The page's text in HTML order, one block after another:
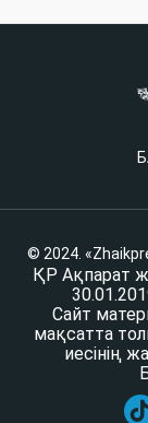
© 2024.
ҚР Ақпарат
Сайт
мақсатта
иесінің